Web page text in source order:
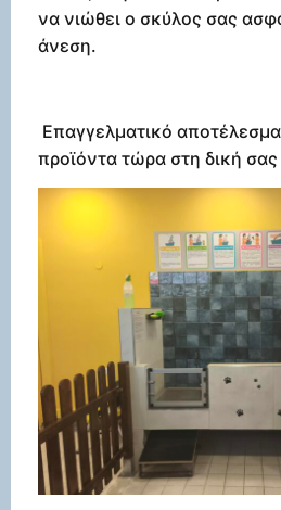
να νιώθει ο σκύλος σας
άνεση.
Επαγγελματικό
προϊόντα τώρα στη δική σας